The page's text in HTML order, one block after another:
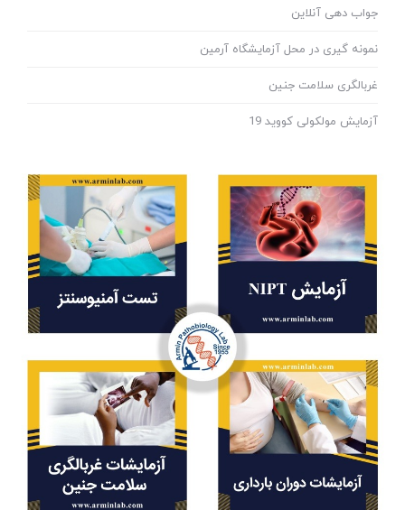
جواب دهی آنلاین
نمونه گیری در محل آزمایشگاه آرمین
غربالگری سلامت جنین
آزمایش مولکولی کووید 19